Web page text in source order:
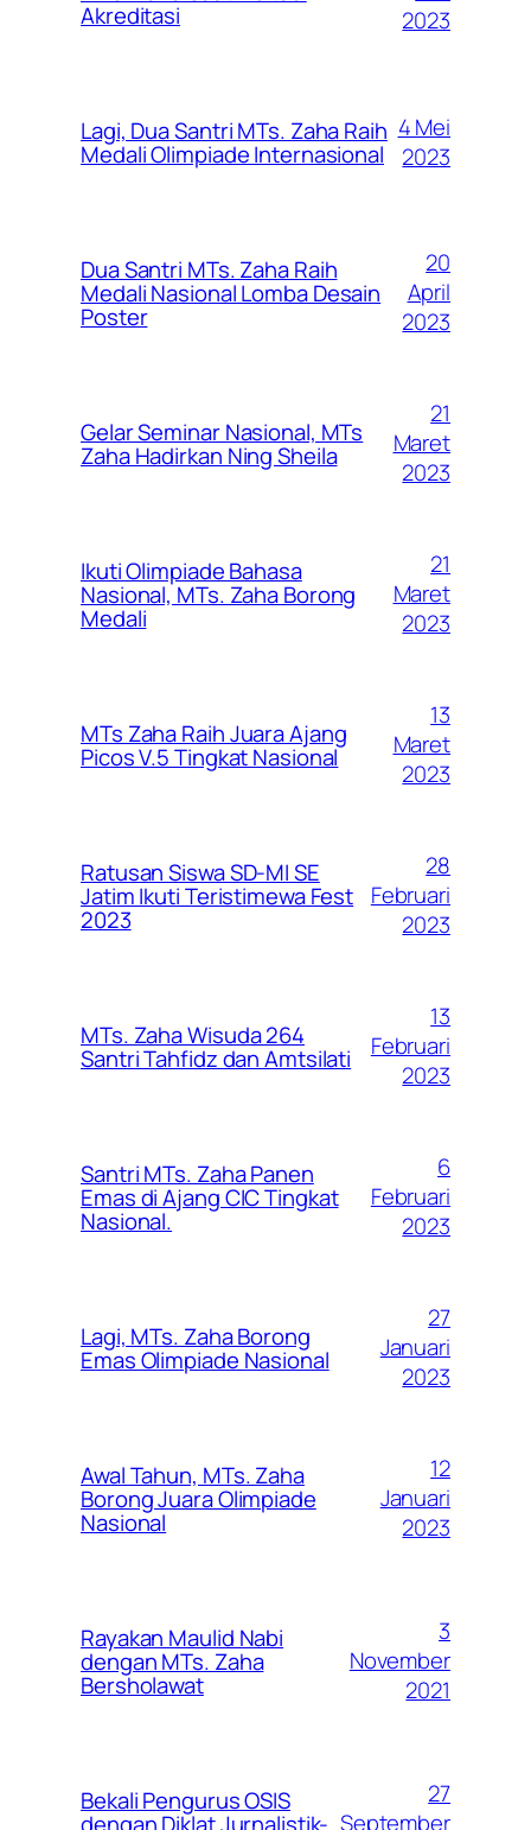
Akreditasi
2023
Lagi, Dua Santri MTs. Zaha Raih
Medali Olimpiade Internasional
4 Mei
2023
Dua Santri MTs. Zaha Raih
Medali Nasional Lomba Desain
Poster
20
April
2023
Gelar Seminar Nasional, MTs
Zaha Hadirkan Ning Sheila
21
Maret
2023
Ikuti Olimpiade Bahasa
Nasional, MTs. Zaha Borong
Medali
21
Maret
2023
MTs Zaha Raih Juara Ajang
Picos V.5 Tingkat Nasional
13
Maret
2023
Ratusan Siswa SD-MI SE
Jatim Ikuti Teristimewa Fest
2023
28
Februari
2023
MTs. Zaha Wisuda 264
Santri Tahfidz dan Amtsilati
13
Februari
2023
Santri MTs. Zaha Panen
Emas di Ajang CIC Tingkat
Nasional.
6
Februari
2023
Lagi, MTs. Zaha Borong
Emas Olimpiade Nasional
27
Januari
2023
Awal Tahun, MTs. Zaha
Borong Juara Olimpiade
Nasional
12
Januari
2023
Rayakan Maulid Nabi
dengan MTs. Zaha
Bersholawat
3
November
2021
Bekali Pengurus OSIS
27
September